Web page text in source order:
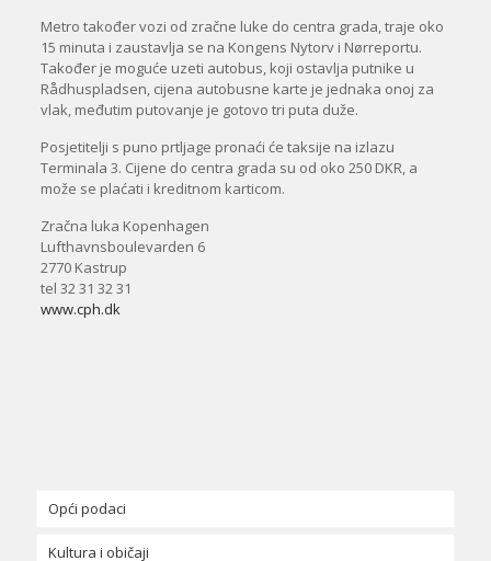
Metro također vozi od zračne luke do centra grada, traje oko
15 minuta i zaustavlja se na Kongens Nytorv i Nørreportu.
Također je moguće uzeti autobus, koji ostavlja putnike u
Rådhuspladsen, cijena autobusne karte je jednaka onoj za
vlak, međutim putovanje je gotovo tri puta duže.
Posjetitelji s puno prtljage pronaći će taksije na izlazu
Terminala 3. Cijene do centra grada su od oko 250 DKR, a
može se plaćati i kreditnom karticom.
Zračna luka Kopenhagen
Lufthavnsboulevarden 6
2770 Kastrup
tel 32 31 32 31
www.cph.dk
Opći podaci
Danska ukratko
Kultura i običaji